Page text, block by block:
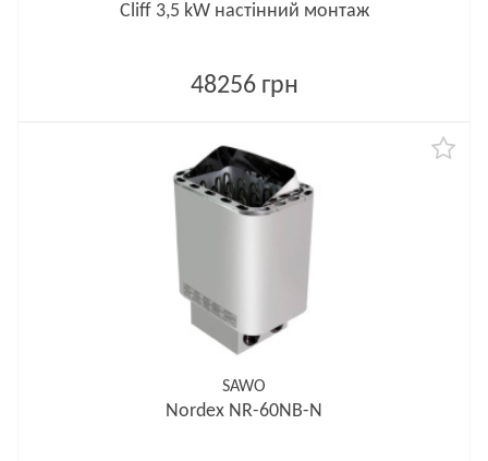
Cliff 3,5 kW настінний монтаж
48256 грн
SAWO
Nordex NR-60NB-N